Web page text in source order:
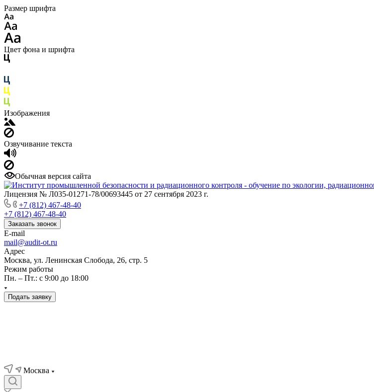
Размер шрифта
Цвет фона и шрифта
Изображения
Озвучивание текста
Обычная версия сайта
Лицензия № Л035-01271-78/00693445 от 27 сентября 2023 г.
+7 (812) 467-48-40
+7 (812) 467-48-40
Заказать звонок
E-mail
mail@audit-ot.ru
Адрес
Москва, ул. Ленинская Слобода, 26, стр. 5
Режим работы
Пн. – Пт.: с 9:00 до 18:00
Подать заявку
Москва